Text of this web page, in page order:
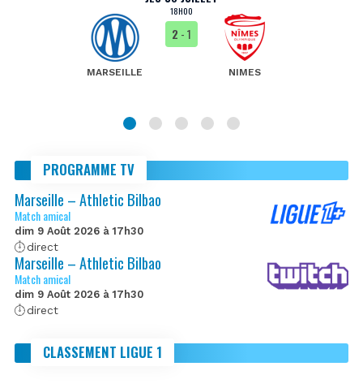
18H00
MARSEILLE
2 - 1
NIMES
PROGRAMME TV
Marseille – Athletic Bilbao
Match amical
dim 9 Août 2026 à 17h30
direct
Marseille – Athletic Bilbao
Match amical
dim 9 Août 2026 à 17h30
direct
CLASSEMENT LIGUE 1